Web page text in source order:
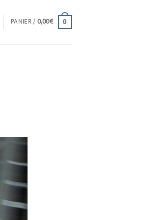
PANIER /0,00€ 0